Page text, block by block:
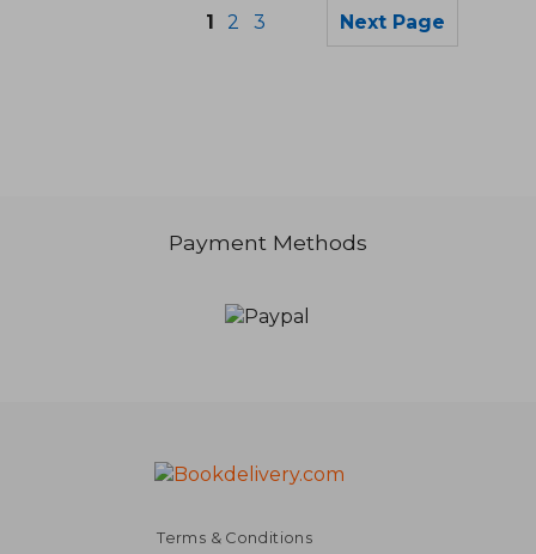
24,84 €
1 2 3 Next Page
Payment Methods
Terms & Conditions